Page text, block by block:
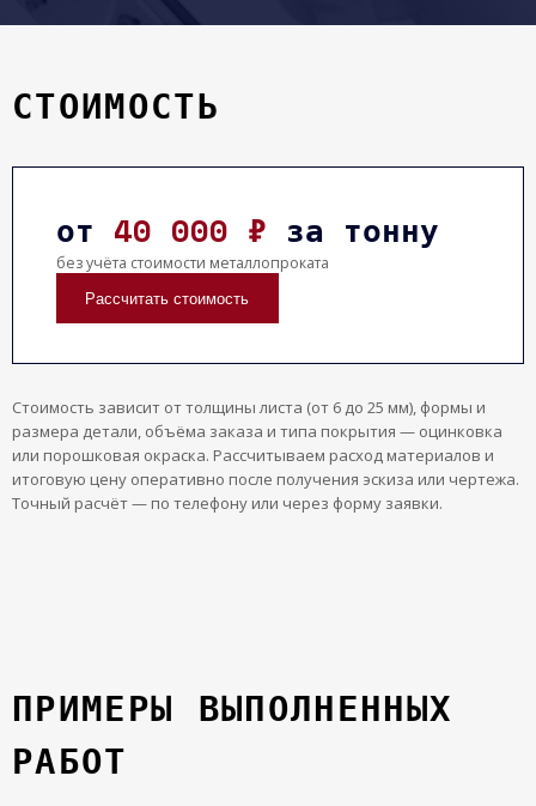
СТОИМОСТЬ
от 40 000 ₽ за тонну
без учёта стоимости металлопроката
Рассчитать стоимость
Стоимость зависит от толщины листа (от 6 до 25 мм), формы и
размера детали, объёма заказа и типа покрытия — оцинковка
или порошковая окраска. Рассчитываем расход материалов и
итоговую цену оперативно после получения эскиза или чертежа.
Точный расчёт — по телефону или через форму заявки.
ПРИМЕРЫ ВЫПОЛНЕННЫХ
РАБОТ